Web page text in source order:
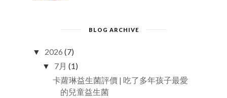
BLOG ARCHIVE
▼ 2026 (7)
▼ 7月 (1)
卡蘿琳益生菌評價 | 吃了多年孩子最愛
的兒童益生菌